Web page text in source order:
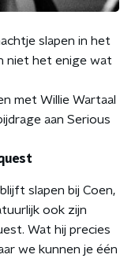
slapen in het
niet het enige wat
met Willie Wartaal
aan Serious
slapen bij Coen,
ook zijn
Wat hij precies
we kunnen je één